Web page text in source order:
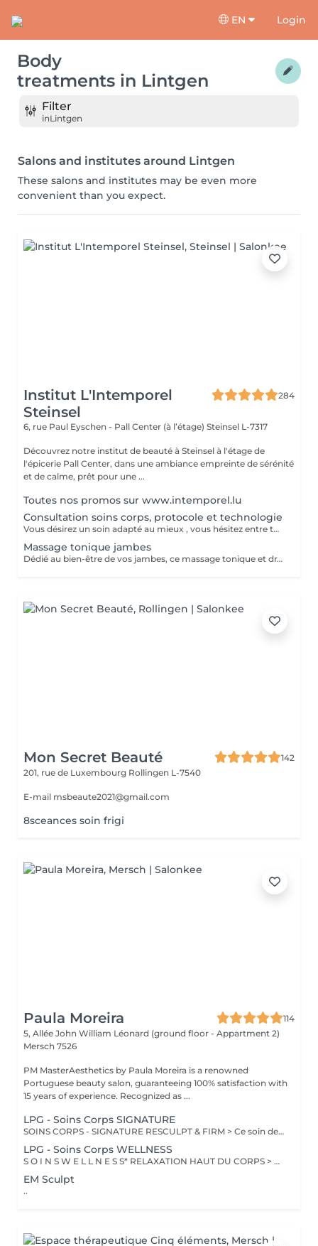
EN Login
Body
treatments in Lintgen
Filter
inLintgen
Salons and institutes around Lintgen
These salons and institutes may be even more
convenient than you expect.
Institut L'Intemporel
Steinsel
284
6, rue Paul Eyschen - Pall Center (à l’étage) Steinsel L-7317
Découvrez notre institut de beauté à Steinsel à l'étage de
l'épicerie Pall Center, dans une ambiance empreinte de sérénité
et de calme, prêt pour une ...
Toutes nos promos sur www.intemporel.lu
Consultation soins corps, protocole et technologie
Vous désirez un soin adapté au mieux , vous hésitez entre toutes nos techniques , machines et protocoles divers. Nous avons donc mis en place ce moment privilégié avec une esthéticienne , qui vous écoutera et répondra à vos attentes en vous conseillant au mieux . Les 25€ de la consultation vous seront déduits de votre soin si vous prenez rdv .
Massage tonique jambes
Dédié au bien-être de vos jambes, ce massage tonique et drainant vous procure une délicieuse sensation de légèreté.
Mon Secret Beauté
142
201, rue de Luxembourg Rollingen L-7540
E-mail msbeaute2021@gmail.com
8sceances soin frigi
Paula Moreira
114
5, Allée John William Léonard (ground floor - Appartment 2)
Mersch 7526
PM MasterAesthetics by Paula Moreira is a renowned
Portuguese beauty salon, guaranteeing 100% satisfaction with
15 years of experience. Recognized as ...
LPG - Soins Corps SIGNATURE
SOINS CORPS - SIGNATURE RESCULPT & FIRM > Ce soin de l'ensemble du corps raffermit la peau et redonne du galbe aux courbes pour retrouver une silhouette resculptée et plus ferme tout en procurant un grand moment de bien-être. CELLULITE LISSANT > Ce soin ciblé déstocke les graisses localisées, défibrose et assouplit les tissus pour traiter efficacement la cellulite adipeuse et fibreuse tout en procurant un grand moment de bien-être. DÉCOUVERTE Ce soin propose une introduction à la technique endermologie® afin de découvrir le potentiel des différentes stimulations cellulaires et les sensations uniques qu'elles procurent. BILAN PERSONNALISÉ Tout programme de soin endermologie® corps commence par un bilan ultra-précis, avec l'application professionnelle ENDERMOLINK. Il se déroule en trois étapes clés : 1. Décryptage de votre mode de vie. 2. Analyse pointue de l'état de votre peau. 3. Création de votre programme sur-mesure.
LPG - Soins Corps WELLNESS
S O I N S W E L L N E S S* RELAXATION HAUT DU CORPS > Ce soin favorise un relâchement profond des tensions dans le dos, la nuque, les épaules et le cuir chevelu pour apporter une relaxation complète et une sensation de bien-être global revitalisante. DÉTOX DRAINANT > Ce soin active les échanges circulatoires pour agir sur la rétention d'eau et éliminer les toxines, offrant un effet dynamisant et une sensation de légèreté aux jambes. VITALITÉ STRESS SOMMEIL > Ce soin de l'ensemble du corps diminue le stress, augmente la vitalité et améliore la qualité du sommeil pour apporter un mieux-être global tout en renforçant les défenses naturelles. RECUP DEEP TISSUE > En agissant sur les tissus profonds, ce soin soulage les tensions musculaires et favorise une meilleure récupération sportive en diminuant les courbatures. INTENSE WELLNESS > Ce soin de l'ensemble du corps détend les zones de tensions musculaires et favorise un lâcher prise total, offrant ainsi une relaxation profonde et une sensation de bien-être intensifi ée.
EM Sculpt
..